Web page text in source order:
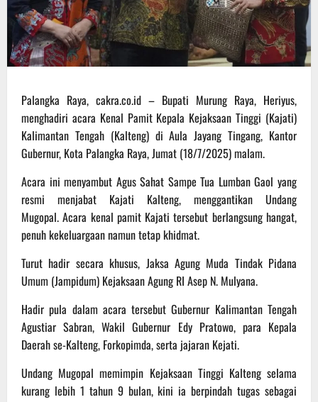
Palangka Raya, cakra.co.id – Bupati Murung Raya, Heriyus,
menghadiri acara Kenal Pamit Kepala Kejaksaan Tinggi (Kajati)
Kalimantan Tengah (Kalteng) di Aula Jayang Tingang, Kantor
Gubernur, Kota Palangka Raya, Jumat (18/7/2025) malam.
Acara ini menyambut Agus Sahat Sampe Tua Lumban Gaol yang
resmi menjabat Kajati Kalteng, menggantikan Undang
Mugopal. Acara kenal pamit Kajati tersebut berlangsung hangat,
penuh kekeluargaan namun tetap khidmat.
Turut hadir secara khusus, Jaksa Agung Muda Tindak Pidana
Umum (Jampidum) Kejaksaan Agung RI Asep N. Mulyana.
Hadir pula dalam acara tersebut Gubernur Kalimantan Tengah
Agustiar Sabran, Wakil Gubernur Edy Pratowo, para Kepala
Daerah se-Kalteng, Forkopimda, serta jajaran Kejati.
Undang Mugopal memimpin Kejaksaan Tinggi Kalteng selama
kurang lebih 1 tahun 9 bulan, kini ia berpindah tugas sebagai